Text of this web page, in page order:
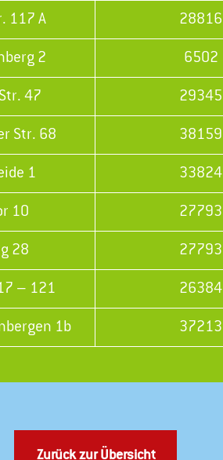
117 A 28816
2 6502
47 29345
Str. 68 38159
1 33824
10 27793
28 27793
– 121 26384
1b 37213
Zurück zur Übersicht